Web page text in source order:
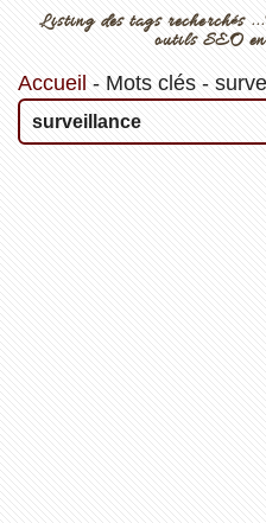
Listing des tags recherchés
outils SEO
Accueil - Mots clés-
surveillance